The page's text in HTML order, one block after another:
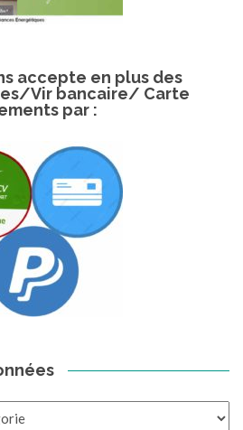
accepte en plus des
Vir bancaire/ Carte
par :